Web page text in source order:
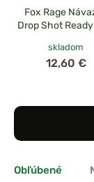
Fox Rage
Drop Shot
skladom
12,60 €
Obľúbené